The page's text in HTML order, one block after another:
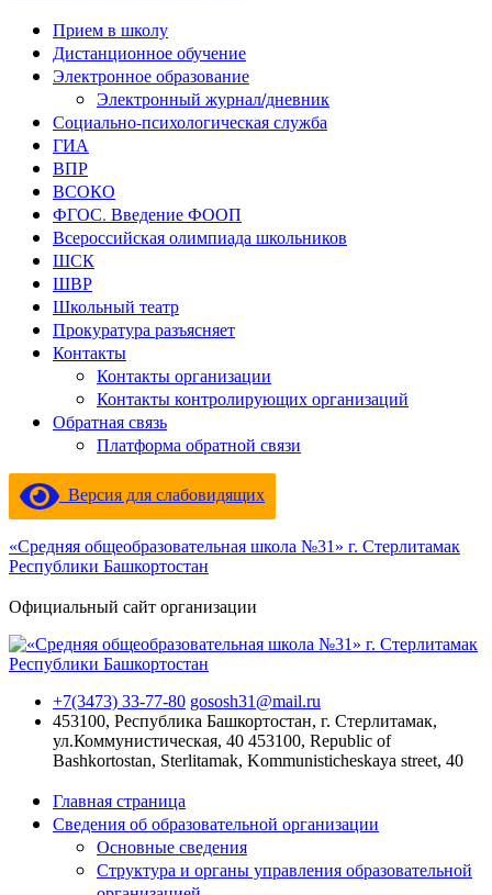
Прием в школу
Дистанционное обучение
Электронное образование
Электронный журнал/дневник
Социально-психологическая служба
ГИА
ВПР
ВСОКО
ФГОС. Введение ФООП
Всероссийская олимпиада школьников
ШСК
ШВР
Школьный театр
Прокуратура разъясняет
Контакты
Контакты организации
Контакты контролирующих организаций
Обратная связь
Платформа обратной связи
Версия для слабовидящих
«Средняя общеобразовательная школа №31» г. Стерлитамак
Республики Башкортостан
Официальный сайт организации
+7(3473) 33-77-80 gososh31@mail.ru
453100, Республика Башкортостан, г. Стерлитамак,
ул.Коммунистическая, 40 453100, Republic of
Bashkortostan, Sterlitamak, Kommunisticheskaya street, 40
Главная страница
Сведения об образовательной организации
Основные сведения
Структура и органы управления образовательной